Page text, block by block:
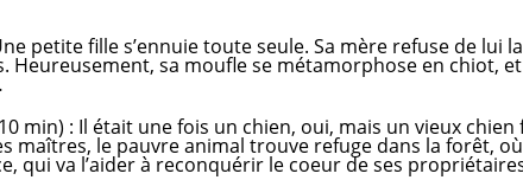
petite fille s’ennuie toute seule. Sa mère refuse de lui
sa moufle se métamorphose en chiot,
min) : Il était une fois un chien, oui, mais un vieux chien
maîtres, le pauvre animal trouve refuge dans la forêt,
qui va l’aider à reconquérir le coeur de ses